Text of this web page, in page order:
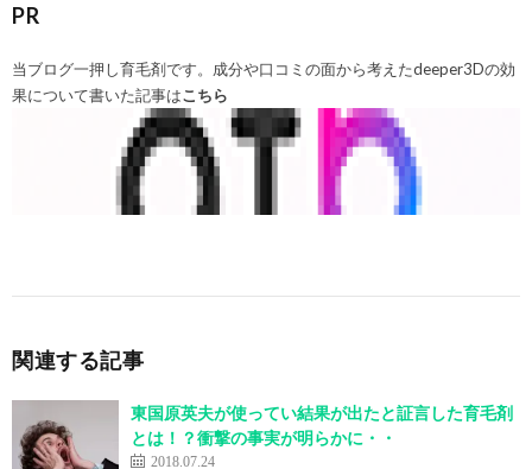
PR
当ブログ一押し育毛剤です。成分や口コミの面から考えたdeeper3Dの効
果について書いた記事はこちら
関連する記事
東国原英夫が使ってい結果が出たと証言した育毛剤
とは！？衝撃の事実が明らかに・・
2018.07.24